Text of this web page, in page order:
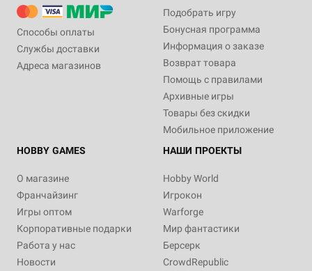
Способы оплаты
Службы доставки
Адреса магазинов
Подобрать игру
Бонусная программа
Информация о заказе
Возврат товара
Помощь с правилами
Архивные игры
Товары без скидки
Мобильное приложение
HOBBY GAMES
О магазине
Франчайзинг
Игры оптом
Корпоративные подарки
Работа у нас
Новости
НАШИ ПРОЕКТЫ
Hobby World
Игрокон
Warforge
Мир фантастики
Берсерк
CrowdRepublic